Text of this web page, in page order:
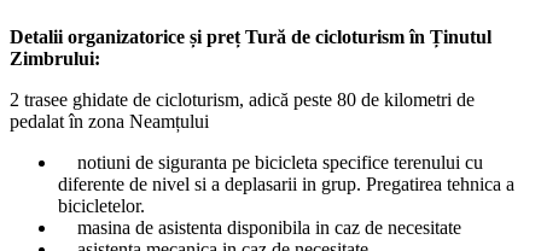
Detalii organizatorice și preț Tură de cicloturism în Ținutul
Zimbrului:
2 trasee ghidate de cicloturism, adică peste 80 de kilometri de
pedalat în zona Neamțului
notiuni de siguranta pe bicicleta specifice terenului cu
diferente de nivel si a deplasarii in grup. Pregatirea tehnica a
bicicletelor.
masina de asistenta disponibila in caz de necesitate